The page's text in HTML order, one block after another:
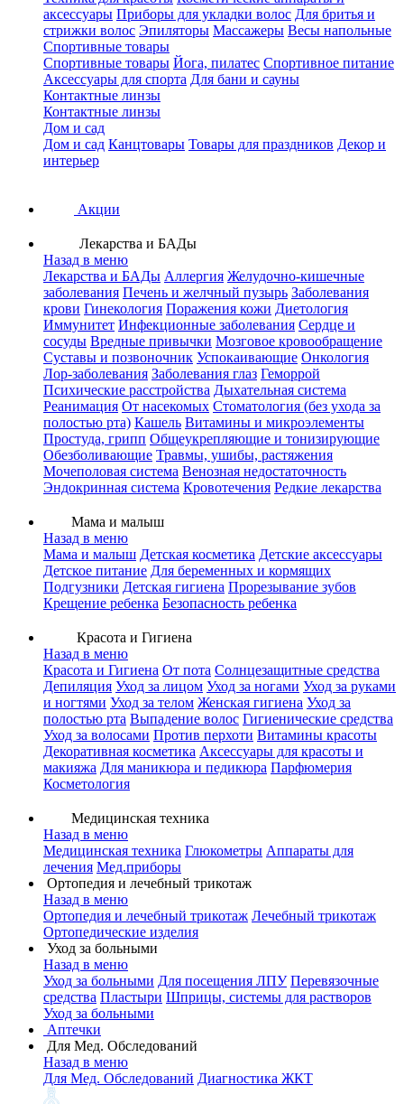
аксессуары Приборы для укладки волос Для бритья и
стрижки волос Эпиляторы Массажеры Весы напольные
Спортивные товары
Спортивные товары Йога, пилатес Спортивное питание
Аксессуары для спорта Для бани и сауны
Контактные линзы
Контактные линзы
Дом и сад
Дом и сад Канцтовары Товары для праздников Декор и
интерьер
Акции
Лекарства и БАДы
Назад в меню
Лекарства и БАДы Аллергия Желудочно-кишечные
заболевания Печень и желчный пузырь Заболевания
крови Гинекология Поражения кожи Диетология
Иммунитет Инфекционные заболевания Сердце и
сосуды Вредные привычки Мозговое кровообращение
Суставы и позвоночник Успокаивающие Онкология
Лор-заболевания Заболевания глаз Геморрой
Психические расстройства Дыхательная система
Реанимация От насекомых Стоматология (без ухода за
полостью рта) Кашель Витамины и микроэлементы
Простуда, грипп Общеукрепляющие и тонизирующие
Обезболивающие Травмы, ушибы, растяжения
Мочеполовая система Венозная недостаточность
Эндокринная система Кровотечения Редкие лекарства
Мама и малыш
Назад в меню
Мама и малыш Детская косметика Детские аксессуары
Детское питание Для беременных и кормящих
Подгузники Детская гигиена Прорезывание зубов
Крещение ребенка Безопасность ребенка
Красота и Гигиена
Назад в меню
Красота и Гигиена От пота Солнцезащитные средства
Депиляция Уход за лицом Уход за ногами Уход за руками
и ногтями Уход за телом Женская гигиена Уход за
полостью рта Выпадение волос Гигиенические средства
Уход за волосами Против перхоти Витамины красоты
Декоративная косметика Аксессуары для красоты и
макияжа Для маникюра и педикюра Парфюмерия
Косметология
Медицинская техника
Назад в меню
Медицинская техника Глюкометры Аппараты для
лечения Мед.приборы
Ортопедия и лечебный трикотаж
Назад в меню
Ортопедия и лечебный трикотаж Лечебный трикотаж
Ортопедические изделия
Уход за больными
Назад в меню
Уход за больными Для посещения ЛПУ Перевязочные
средства Пластыри Шприцы, системы для растворов
Уход за больными
Аптечки
Для Мед. Обследований
Назад в меню
Для Мед. Обследований Диагностика ЖКТ